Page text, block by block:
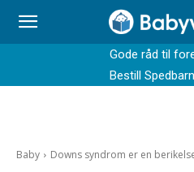
Gode råd til
Bestill
Baby Downs syndrom er en